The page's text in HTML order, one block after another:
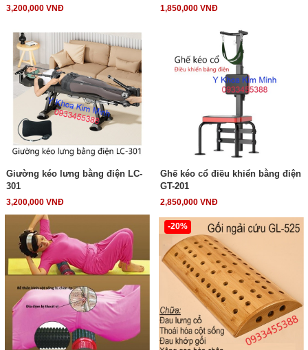
3,200,000 VNĐ 1,850,000 VNĐ
Giường kéo lưng bằng điện LC-
301
3,200,000 VNĐ
Ghế kéo cổ điều khiển bằng điện
GT-201
2,850,000 VNĐ
-20%